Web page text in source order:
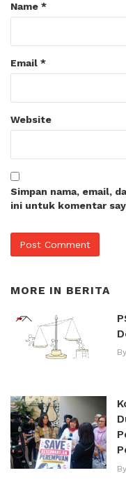
Name *
Email *
Website
Simpan nama, email,
ini untuk komentar
MORE IN BERITA
By
By